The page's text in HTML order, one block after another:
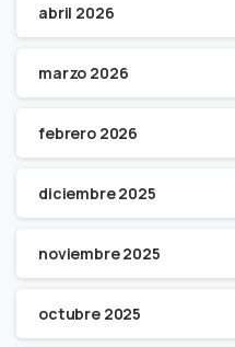
abril 2026
marzo 2026
febrero 2026
diciembre 2025
noviembre 2025
octubre 2025